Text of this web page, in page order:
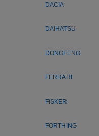
DACIA
DAIHATSU
DONGFENG
FERRARI
FISKER
FORTHING